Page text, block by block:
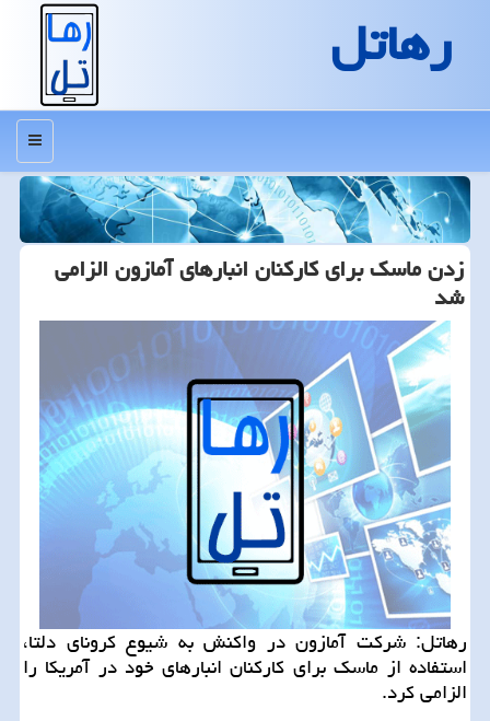
رهاتل
منو
زدن ماسک برای کارکنان انبارهای آمازون الزامی
شد
رهاتل: شرکت آمازون در واکنش به شیوع کرونای دلتا،
استفاده از ماسک برای کارکنان انبارهای خود در آمریکا را
الزامی کرد.